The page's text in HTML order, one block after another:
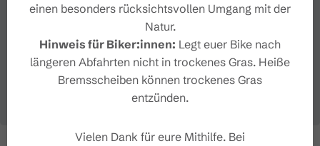
einen besonders rücksichtsvollen Umgang mit der
Natur.
Hinweis für Biker:innen: Legt euer Bike nach
längeren Abfahrten nicht in trockenes Gras. Heiße
Bremsscheiben können trockenes Gras
entzünden.
Vielen Dank für eure Mithilfe. Bei